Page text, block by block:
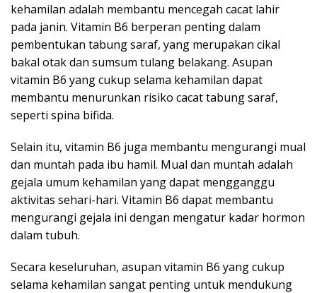
kehamilan adalah membantu mencegah cacat lahir
pada janin. Vitamin B6 berperan penting dalam
pembentukan tabung saraf, yang merupakan cikal
bakal otak dan sumsum tulang belakang. Asupan
vitamin B6 yang cukup selama kehamilan dapat
membantu menurunkan risiko cacat tabung saraf,
seperti spina bifida.
Selain itu, vitamin B6 juga membantu mengurangi mual
dan muntah pada ibu hamil. Mual dan muntah adalah
gejala umum kehamilan yang dapat mengganggu
aktivitas sehari-hari. Vitamin B6 dapat membantu
mengurangi gejala ini dengan mengatur kadar hormon
dalam tubuh.
Secara keseluruhan, asupan vitamin B6 yang cukup
selama kehamilan sangat penting untuk mendukung